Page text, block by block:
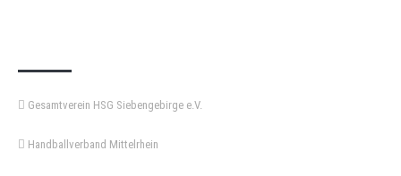
Gesamtverein HSG Siebengebirge e.V.
Handballverband Mittelrhein